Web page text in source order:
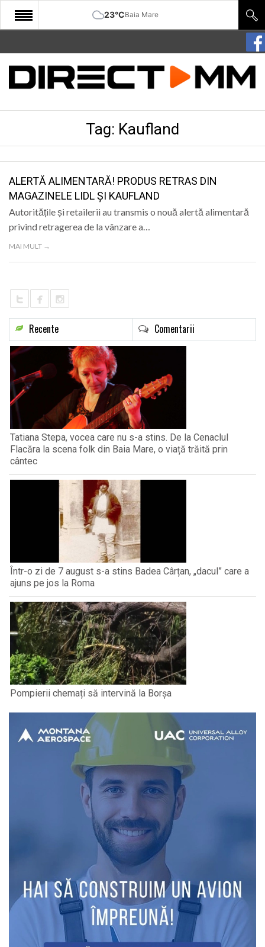
23°CBaia Mare
START
COMUNITATE
SANATATE
SPORT
SPECIAL
POLITIC
Tag: Kaufland
ALERTĂ ALIMENTARĂ! PRODUS RETRAS DIN
MAGAZINELE LIDL ȘI KAUFLAND
Autoritățile și retailerii au transmis o nouă alertă alimentară
privind retragerea de la vânzare a…
MAI MULT →
Recente Comentarii
Tatiana Stepa, vocea care nu s-a stins. De la Cenaclul
Flacăra la scena folk din Baia Mare, o viață trăită prin
cântec
Într-o zi de 7 august s-a stins Badea Cârțan, „dacul” care a
ajuns pe jos la Roma
Pompierii chemați să intervină la Borșa